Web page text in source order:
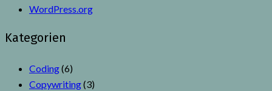
WordPress.org
Kategorien
Coding(6)
Copywriting(3)